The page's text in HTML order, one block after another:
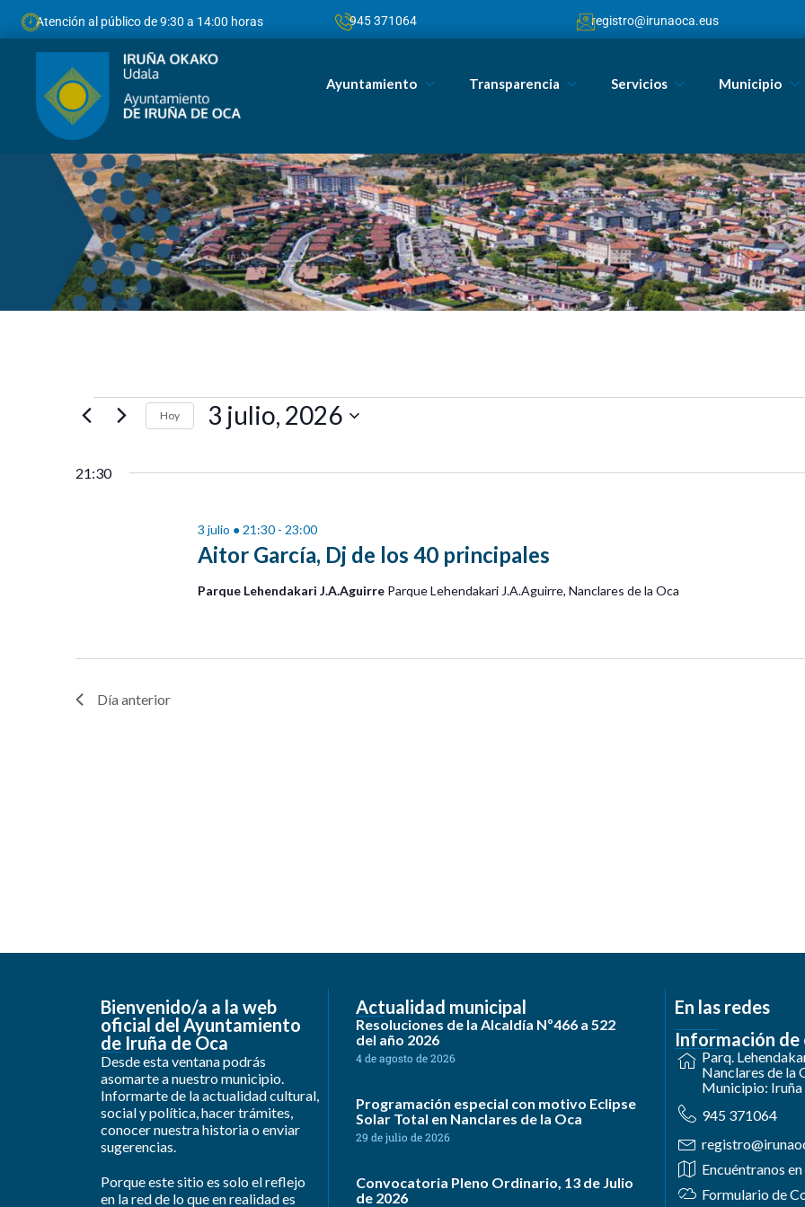
Atención al público de 9:30 a 14:00 horas 945 371064 registro@irunaoca.eus
Ayuntamiento Transparencia Servicios Municipio
Hoy 3 julio, 2026
21:30
Aitor García, Dj de los 40 principales
3 julio ● 21:30- 23:00
Parque Lehendakari J.A.Aguirre Parque Lehendakari J.A.Aguirre, Nanclares de la Oca
Día anterior
Bienvenido/a a la web
oficial del Ayuntamiento
de Iruña de Oca
Desde esta ventana podrás
asomarte a nuestro municipio.
Informarte de la actualidad cultural,
social y política, hacer trámites,
conocer nuestra historia o enviar
sugerencias.
Porque este sitio es solo el reflejo
en la red de lo que en realidad es
Actualidad municipal
Resoluciones de la Alcaldía Nº466 a 522
del año 2026
4 de agosto de 2026
Programación especial con motivo Eclipse
Solar Total en Nanclares de la Oca
29 de julio de 2026
Convocatoria Pleno Ordinario, 13 de Julio
de 2026
En las redes
Información
Parq.
Nanclares de la
Municipio:
945 371064
Encuéntranos
Formulario de